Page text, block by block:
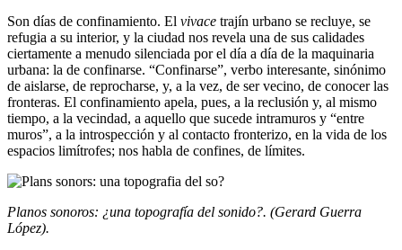
Son días de confinamiento. El vivace trajín urbano se recluye, se
refugia a su interior, y la ciudad nos revela una de sus calidades
ciertamente a menudo silenciada por el día a día de la maquinaria
urbana: la de confinarse. “Confinarse”, verbo interesante, sinónimo
de aislarse, de reprocharse, y, a la vez, de ser vecino, de conocer las
fronteras. El confinamiento apela, pues, a la reclusión y, al mismo
tiempo, a la vecindad, a aquello que sucede intramuros y “entre
muros”, a la introspección y al contacto fronterizo, en la vida de los
espacios limítrofes; nos habla de confines, de límites.
Planos sonoros: ¿una topografía del sonido?. (Gerard Guerra
López).